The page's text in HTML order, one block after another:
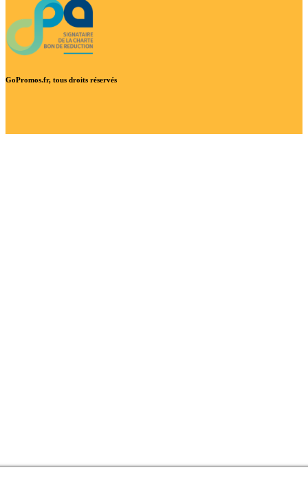
GoPromos.fr, tous droits réservés